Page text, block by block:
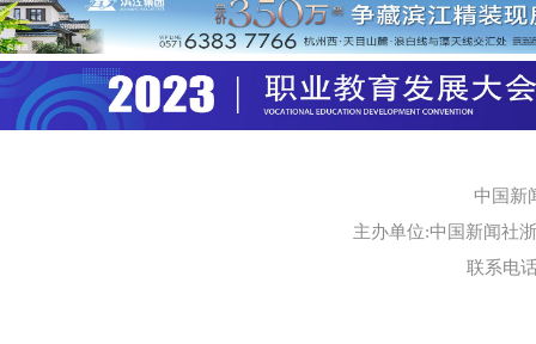
中国新
主办单位:中国新闻社
联系电